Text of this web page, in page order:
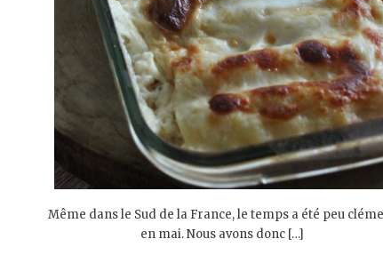
Même dans le Sud de la France, le temps a été peu
en mai. Nous avons donc […]